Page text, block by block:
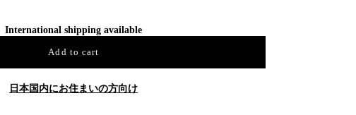
International shipping available
Add to cart
日本国内にお住まいの方向け